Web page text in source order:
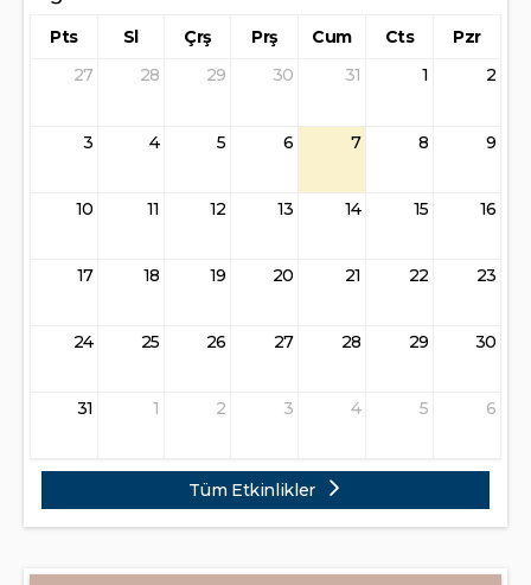
Pts Sl Çrş Prş Cum Cts
Pzr
27
28 29 30 31 1 2
3 4 5 6 7 8 9
10 11 12 13 14 15 16
17 18 19 20 21 22 23
24 25 26 27 28 29 30
31 1 2 3 4 5 6
Tüm Etkinlikler